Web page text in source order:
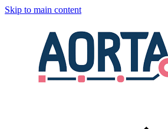
Skip to main content